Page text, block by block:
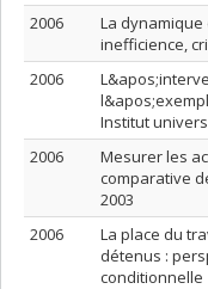
2006
La
inefficience,
2006
Institut
2006
Mesurer les
comparative
2003
2006
La place du
détenus :
conditionnelle